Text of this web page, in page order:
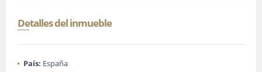
Detalles del inmueble
País: España